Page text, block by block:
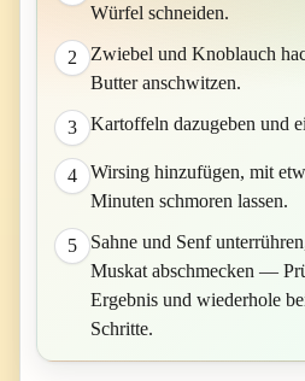
Würfel schneiden.
2
Zwiebel und Knoblauch
Butter anschwitzen.
3 Kartoffeln dazugeben und
4
Wirsing hinzufügen, mit
Minuten schmoren lassen.
5
Sahne und Senf
Muskat abschmecken —
Ergebnis und wiederhole
Schritte.